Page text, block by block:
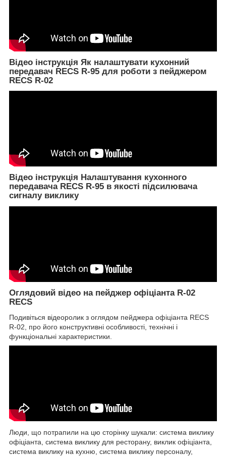
Відео інструкція Як налаштувати кухонний
передавач RECS R-95 для роботи з пейджером
RECS R-02
Відео інструкція Налаштування кухонного
передавача RECS R-95 в якості підсилювача
сигналу виклику
Оглядовий відео на пейджер офіціанта R-02
RECS
Подивіться відеоролик з оглядом пейджера офіціанта RECS
R-02, про його конструктивні особливості, технічні і
функціональні характеристики.
Люди, що потрапили на цю сторінку шукали: система виклику
офіціанта, система виклику для ресторану, виклик офіціанта,
система виклику на кухню, система виклику персоналу,